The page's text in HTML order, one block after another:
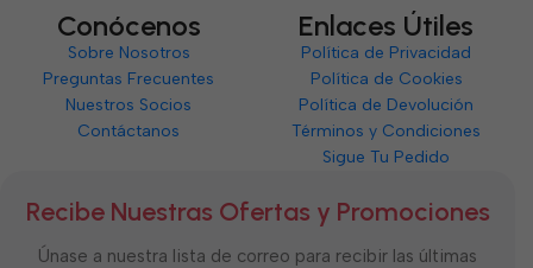
Conócenos
Sobre Nosotros
Preguntas Frecuentes
Nuestros Socios
Contáctanos
Enlaces Útiles
Política de Privacidad
Política de Cookies
Política de Devolución
Términos y Condiciones
Sigue Tu Pedido
Recibe Nuestras Ofertas y Promociones
Únase a nuestra lista de correo para recibir las últimas